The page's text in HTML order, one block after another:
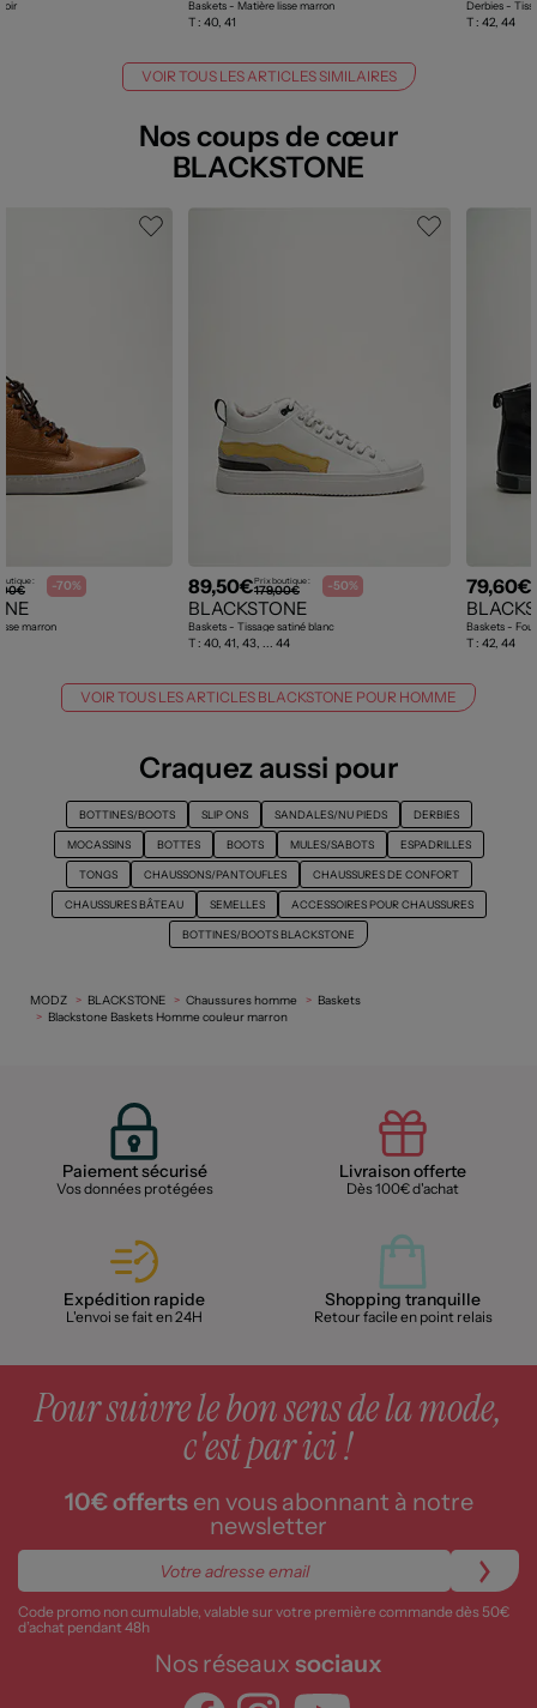
Baskets - Matière lisse marron
T : 40, 41
Derbies -
T : 42, 44
VOIR TOUS LES ARTICLES SIMILAIRES
Nos coups de cœur
BLACKSTONE
: -70%
marron
89,50€Prix boutique :
179,00€ -50%
BLACKSTONE
Baskets - Tissage satiné blanc
T : 40, 41, 43, ... 44
79,60€
Baskets -
T : 42, 44
VOIR TOUS LES ARTICLES BLACKSTONE POUR HOMME
Craquez aussi pour
BOTTINES/BOOTS SLIP ONS SANDALES/NU PIEDS DERBIES
MOCASSINS BOTTES BOOTS MULES/SABOTS ESPADRILLES
TONGS CHAUSSONS/PANTOUFLES CHAUSSURES DE CONFORT
CHAUSSURES BÂTEAU SEMELLES ACCESSOIRES POUR CHAUSSURES
BOTTINES/BOOTS BLACKSTONE
MODZ BLACKSTONE Chaussures homme
Baskets
Blackstone Baskets Homme couleur marron
Paiement sécurisé
Vos données protégées
Livraison offerte
Dès 100€ d'achat
Expédition rapide
L'envoi se fait en 24H
Shopping tranquille
Retour facile en point relais
Pour suivre le bon sens de la mode,
c'est par ici !
10€ offertsen vous abonnant à notre
newsletter
Code promo non cumulable, valable sur votre première commande dès 50€
d’achat pendant 48h
Nos réseaux sociaux